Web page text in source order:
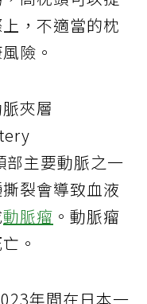
，不適當的枕
險。
夾層
部主要動脈之一
裂會導致血液
動脈瘤 。動脈瘤
。
年間在日本一